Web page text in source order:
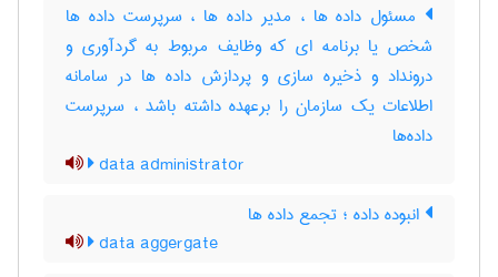
مسئول داده ها ، مدیر داده ها ، سرپرست داده ها
شخص یا برنامه ای که وظایف مربوط به گردآوری و
درونداد و ذخیره سازی و پردازش داده ها در سامانه
اطلاعات یک سازمان را برعهده داشته باشد ، سرپرست
داده‌ها
data administrator
انبوده داده ؛ تجمع داده ها
data aggergate